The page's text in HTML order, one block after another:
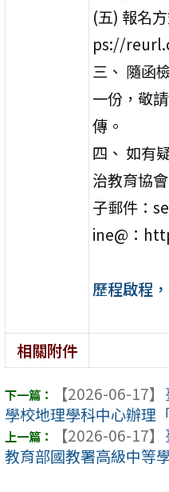
(五) 報名
ps://
三、 隨函
一份，敬
傳。
四、 如有
治教育協
子郵件：
ine@：
歷程啟程
相關附件
【2026-06-17】
學校地理學科中心辦理
【2026-06-17】
教育部國教署高級中等